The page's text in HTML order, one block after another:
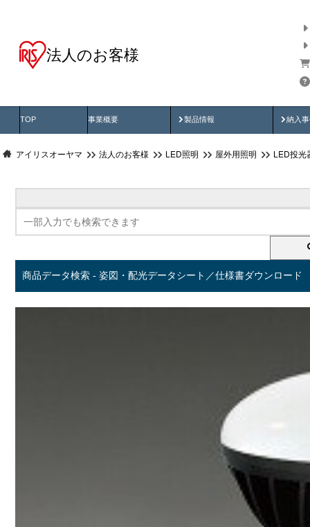
法人のお客様
TOP 事業概要 製品情報
製品動画 納入
納
アイリスオーヤマ 法人のお客様 LED照明 屋外用照明 LED投光
商品データ検索 - 姿図・配光データシート／仕様書ダウンロード